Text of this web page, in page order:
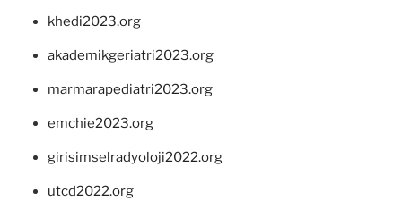
khedi2023.org
akademikgeriatri2023.org
marmarapediatri2023.org
emchie2023.org
girisimselradyoloji2022.org
utcd2022.org